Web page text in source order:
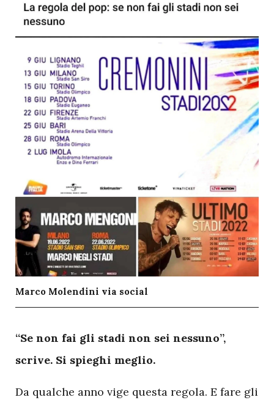
Marco Molendini via social
“Se non fai gli stadi non sei nessuno”,
scrive. Si spieghi meglio.
Da qualche anno vige questa regola. E fare gli